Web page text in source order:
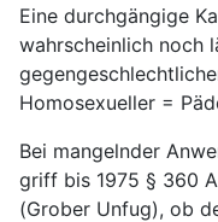
Eine durchgängige
wahrscheinlich noch
Homosexueller =
Bei mangelnder
griff bis 1975 § 360
(Grober Unfug), ob